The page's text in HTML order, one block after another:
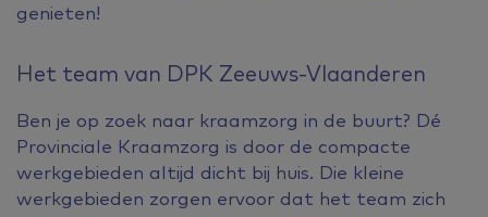
genieten!
Het team van DPK Zeeuws-Vlaanderen
Ben je op zoek naar kraamzorg in de buurt? Dé
Provinciale Kraamzorg is door de compacte
werkgebieden altijd dicht bij huis. Die kleine
werkgebieden zorgen ervoor dat het team zich